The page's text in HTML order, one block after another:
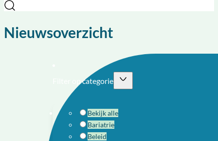
Nieuwsoverzicht
Filter op categorie
Bekijk alle
Bariatrie
Beleid